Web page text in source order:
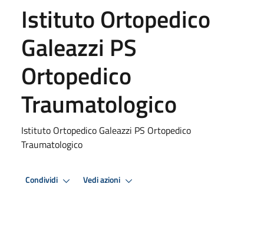
Istituto Ortopedico
Galeazzi PS
Ortopedico
Traumatologico
Istituto Ortopedico Galeazzi PS Ortopedico
Traumatologico
Condividi Vedi azioni